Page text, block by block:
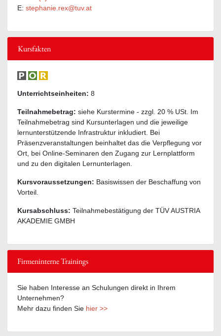
E: stephanie.rex@tuv.at
Kursfakten
Unterrichtseinheiten: 8
Teilnahmebetrag: siehe Kurstermine - zzgl. 20 % USt. Im
Teilnahmebetrag sind Kursunterlagen und die jeweilige
lernunterstützende Infrastruktur inkludiert. Bei
Präsenzveranstaltungen beinhaltet das die Verpflegung vor
Ort, bei Online-Seminaren den Zugang zur Lernplattform
und zu den digitalen Lernunterlagen.
Kursvoraussetzungen: Basiswissen der Beschaffung von
Vorteil.
Kursabschluss: Teilnahmebestätigung der TÜV AUSTRIA
AKADEMIE GMBH
Firmeninterne Trainings
Sie haben Interesse an Schulungen direkt in Ihrem
Unternehmen?
Mehr dazu finden Sie hier >>